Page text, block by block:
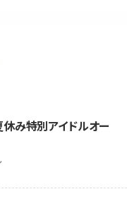
み特別アイドルオー